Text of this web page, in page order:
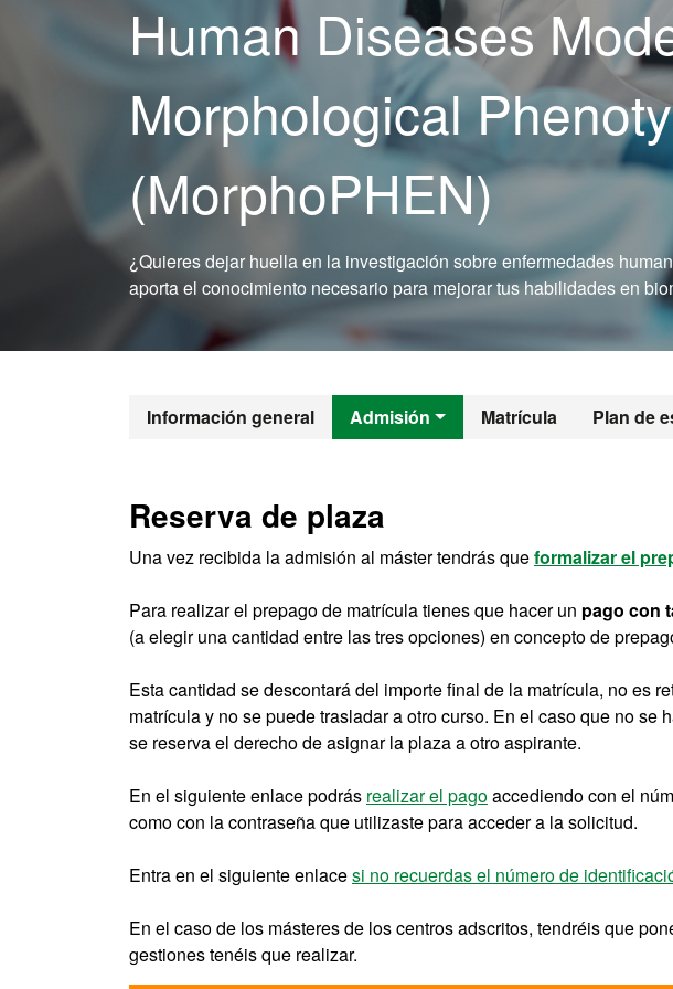
Human Diseases
Morphological
(MorphoPHEN)
¿Quieres dejar huella en la investigación sobre enfermedades
aporta el conocimiento necesario para mejorar tus habilidades en
Información general Admisión Matrícula Plan de
Máster Oficial -
Reserva de plaza
Una vez recibida la admisión al máster tendrás queformalizar el
Para realizar el prepago de matrícula tienes que hacer un pago con
(a elegir una cantidad entre las tres opciones) en concepto de
Esta cantidad se descontará del importe final de la matrícula, no es
matrícula y no se puede trasladar a otro curso. En el caso que no se
se reserva el derecho de asignar la plaza a otro aspirante.
En el siguiente enlace podrás realizar el pagoaccediendo con el
como con la contraseña que utilizaste para acceder a la solicitud.
Entra en el siguiente enlacesi no recuerdas el número de
En el caso de los másteres de los centros adscritos, tendréis que
gestiones tenéis que realizar.